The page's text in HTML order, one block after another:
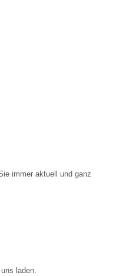
immer aktuell und ganz
laden.